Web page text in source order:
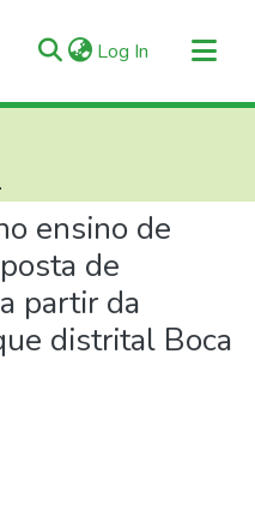
Log In (current)
da Mata
ensino de
de
partir da
distrital Boca